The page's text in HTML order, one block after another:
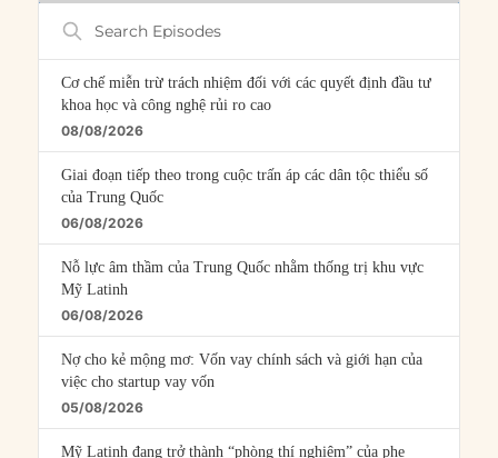
Search
Episodes
Cơ chế miễn trừ trách nhiệm đối với các quyết định đầu tư
khoa học và công nghệ rủi ro cao
08/08/2026
Giai đoạn tiếp theo trong cuộc trấn áp các dân tộc thiểu số
của Trung Quốc
06/08/2026
Nỗ lực âm thầm của Trung Quốc nhằm thống trị khu vực
Mỹ Latinh
06/08/2026
Nợ cho kẻ mộng mơ: Vốn vay chính sách và giới hạn của
việc cho startup vay vốn
05/08/2026
Mỹ Latinh đang trở thành “phòng thí nghiệm” của phe